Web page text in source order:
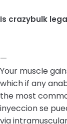
Is crazybulk
—
Your muscle
which if any
the most
inyeccion se
via